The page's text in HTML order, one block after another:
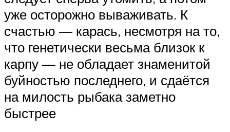
уже осторожно вываживать. К
счастью — карась, несмотря на то,
что генетически весьма близок к
карпу — не обладает знаменитой
буйностью последнего, и сдаётся
на милость рыбака заметно
быстрее